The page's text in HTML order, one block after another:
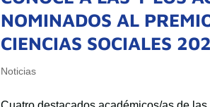
NOMINADOS AL
CIENCIAS SOCIALES
Noticias